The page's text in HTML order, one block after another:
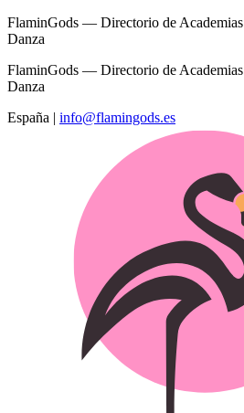
FlaminGods — Directorio de
Danza
FlaminGods — Directorio de
Danza
España | info@flamingods.es